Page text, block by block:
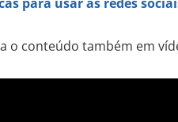
o conteúdo também em